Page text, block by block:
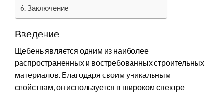
Заключение
Введение
Щебень является одним из наиболее
распространенных и востребованных строительных
материалов. Благодаря своим уникальным
свойствам, он используется в широком спектре